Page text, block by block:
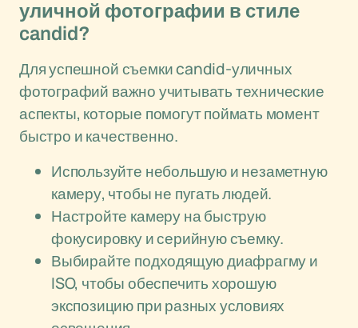
уличной фотографии в стиле
candid?
Для успешной съемки candid-уличных
фотографий важно учитывать технические
аспекты, которые помогут поймать момент
быстро и качественно.
Используйте небольшую и незаметную
камеру, чтобы не пугать людей.
Настройте камеру на быструю
фокусировку и серийную съемку.
Выбирайте подходящую диафрагму и
ISO, чтобы обеспечить хорошую
экспозицию при разных условиях